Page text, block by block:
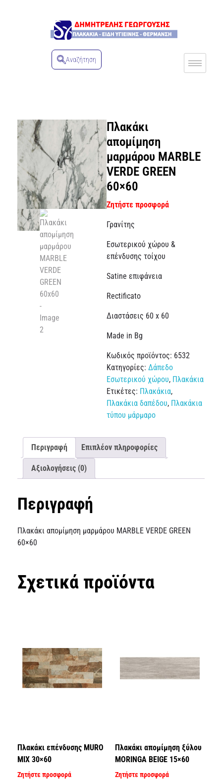
Αναζήτηση
Πλακάκι
απομίμηση
μαρμάρου MARBLE
VERDE GREEN
60×60
Ζητήστε προσφορά
Γρανίτης
Εσωτερικού χώρου &
επένδυσης τοίχου
Satine επιφάνεια
Rectificato
Διαστάσεις 60 x 60
Made in Bg
Κωδικός προϊόντος: 6532
Κατηγορίες: Δάπεδο
Εσωτερικού χώρου, Πλακάκια
Ετικέτες: Πλακάκια,
Πλακάκια δαπέδου, Πλακάκια
τύπου μάρμαρο
Περιγραφή Επιπλέον πληροφορίες
Αξιολογήσεις (0)
Περιγραφή
Πλακάκι απομίμηση μαρμάρου MARBLE VERDE GREEN
60×60
Σχετικά προϊόντα
Πλακάκι επένδυσης MURO
MIX 30×60
Ζητήστε προσφορά
Πλακάκι απομίμηση ξύλου
MORINGA BEIGE 15×60
Ζητήστε προσφορά